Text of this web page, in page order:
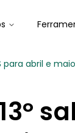
para abril e maio